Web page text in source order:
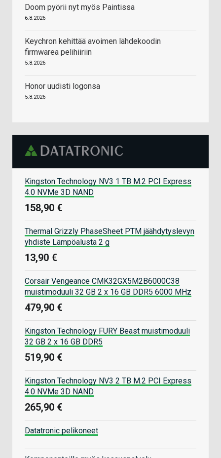
Doom pyörii nyt myös Paintissa
6.8.2026
Keychron kehittää avoimen lähdekoodin
firmwarea pelihiiriin
5.8.2026
Honor uudisti logonsa
5.8.2026
Kingston Technology NV3 1 TB M.2 PCI Express
4.0 NVMe 3D NAND
158,90 €
Thermal Grizzly PhaseSheet PTM jäähdytyslevyn
yhdiste Lämpöalusta 2 g
13,90 €
Corsair Vengeance CMK32GX5M2B6000C38
muistimoduuli 32 GB 2 x 16 GB DDR5 6000 MHz
479,90 €
Kingston Technology FURY Beast muistimoduuli
32 GB 2 x 16 GB DDR5
519,90 €
Kingston Technology NV3 2 TB M.2 PCI Express
4.0 NVMe 3D NAND
265,90 €
Datatronic pelikoneet